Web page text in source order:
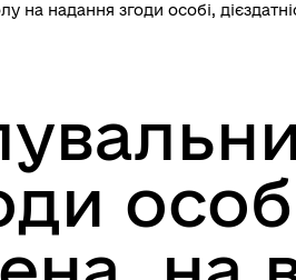
на надання згоди особі,